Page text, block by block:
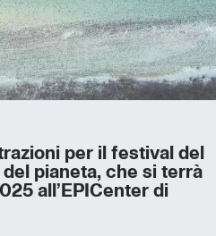
per il festival del
pianeta, che si terrà
all’EPICenter di